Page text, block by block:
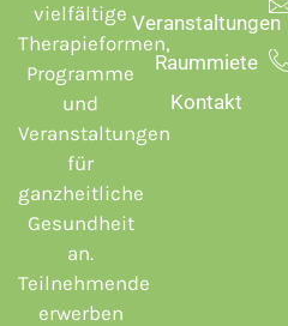
vielfältige
Therapieformen,
Programme
und
Veranstaltungen
für
ganzheitliche
Gesundheit
an.
Teilnehmende
erwerben
Veranstaltungen
Raummiete
Kontakt